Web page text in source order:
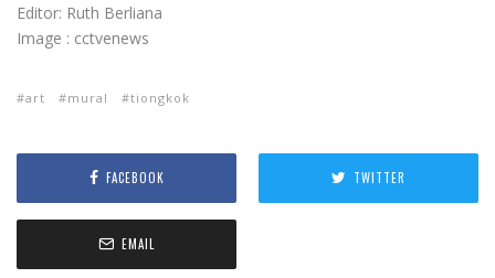
Editor: Ruth Berliana
Image : cctvenews
art mural tiongkok
FACEBOOK TWITTER
EMAIL